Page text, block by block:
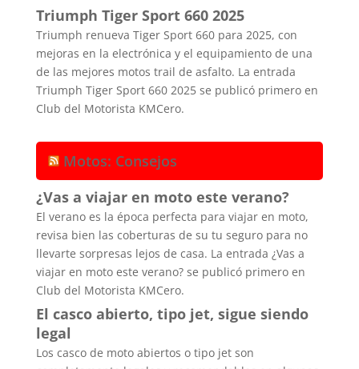
Triumph Tiger Sport 660 2025
Triumph renueva Tiger Sport 660 para 2025, con
mejoras en la electrónica y el equipamiento de una
de las mejores motos trail de asfalto. La entrada
Triumph Tiger Sport 660 2025 se publicó primero en
Club del Motorista KMCero.
Motos: Consejos
¿Vas a viajar en moto este verano?
El verano es la época perfecta para viajar en moto,
revisa bien las coberturas de su tu seguro para no
llevarte sorpresas lejos de casa. La entrada ¿Vas a
viajar en moto este verano? se publicó primero en
Club del Motorista KMCero.
El casco abierto, tipo jet, sigue siendo
legal
Los casco de moto abiertos o tipo jet son